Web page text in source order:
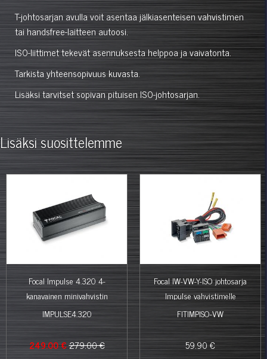
T-johtosarjan avulla voit asentaa jälkiasenteisen vahvistimen
tai handsfree-laitteen autoosi.
ISO-liittimet tekevät asennuksesta helppoa ja vaivatonta.
Tarkista yhteensopivuus kuvasta.
Lisäksi tarvitset sopivan pituisen ISO-johtosarjan.
Lisäksi suosittelemme
Focal Impulse 4.320 4-
kanavainen minivahvistin
IMPULSE4.320
249.00 €279.00 €
Focal IW-VW-Y-ISO johtosarja
Impulse vahvistimelle
FITIMPISO-VW
59.90 €